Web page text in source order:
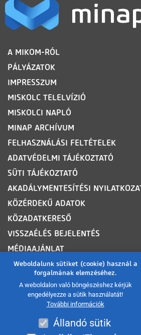
Weboldalunk sütiket (cookie) használ a
forgalmának elemzéséhez.
A weboldalon való böngészéshez kérjük
engedélyezze a sütik használatát!
További információk
Állandó sütik
LÁBLÉC
A MIKOM-RÓL
PÁLYÁZATOK
IMPRESSZUM
MISKOLC TELELVÍZIÓ
MISKOLCI NAPLÓ
MINAP ARCHÍVUM
FELHASZNÁLÁSI FELTÉTELEK
ADATVÉDELMI TÁJÉKOZTATÓ
SÜTI TÁJÉKOZTATÓ
AKADÁLYMENTESÍTÉSI
KÖZÉRDEKŰ ADATOK
KÖZADATKERESŐ
VISSZAÉLÉS BEJELENTÉS
MÉDIAAJÁNLAT
OLDALTÉRKÉP
ROVATOK